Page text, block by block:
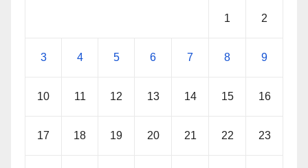
1 2
3 4 5 6 7 8 9
10 11 12 13 14 15 16
17 18 19 20 21 22 23